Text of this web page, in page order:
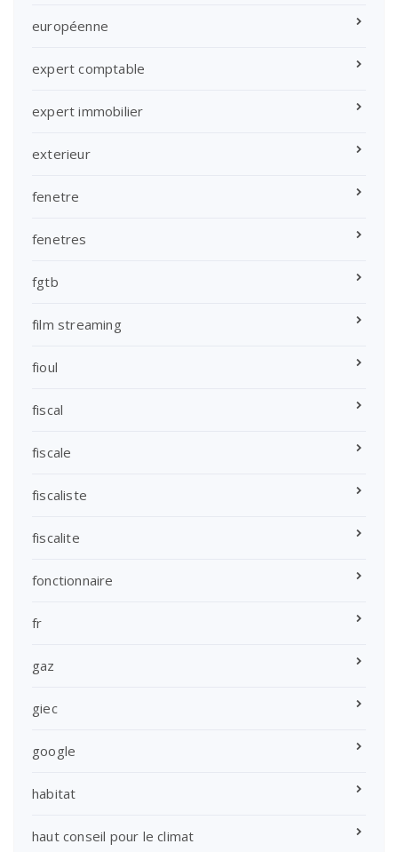
européenne
expert comptable
expert immobilier
exterieur
fenetre
fenetres
fgtb
film streaming
fioul
fiscal
fiscale
fiscaliste
fiscalite
fonctionnaire
fr
gaz
giec
google
habitat
haut conseil pour le climat